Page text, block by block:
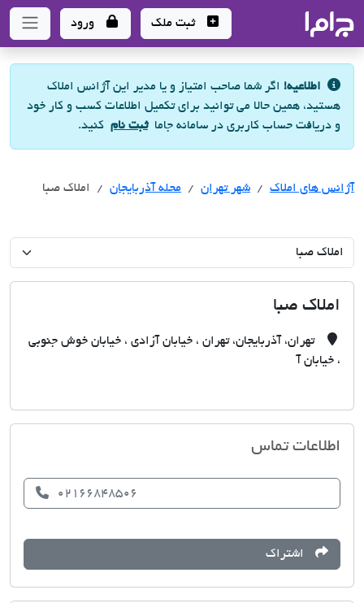
- سامانه جامع املاک و مشاورین املاک
ثبت ملک ورود
اطلاعیه! اگر شما صاحب امتیاز و یا مدیر این آژانس املاک
هستید، همین حالا می توانید برای تکمیل اطلاعات کسب و کار خود
و دریافت حساب کاربری در سامانه جاماثبت نام کنید.
آژانس های املاک آژانس های املاک
شهر تهران آژانس های املاک
محله آذربایجان املاک صبا
املاک صبا
تهران، آذربایجان، تهران ، خیابان آزادی ، خیابان خوش جنوبی
، خیابان آ
اطلاعات تماس
02166848506
اشتراک